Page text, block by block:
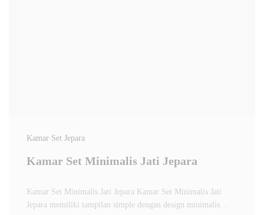
Kamar Set Jepara
Kamar Set Minimalis Jati Jepara
Kamar Set Minimalis Jati Jepara Kamar Set Minimalis Jati
Jepara memiliki tampilan simple dengan design minimalis…